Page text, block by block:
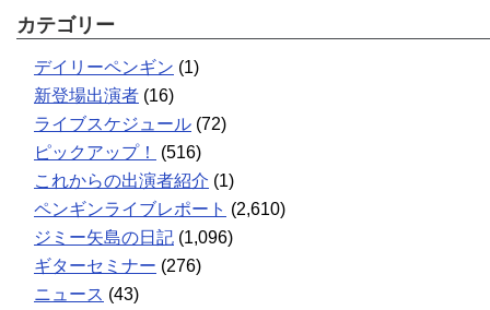
カテゴリー
デイリーペンギン (1)
新登場出演者 (16)
ライブスケジュール (72)
ピックアップ！
(516)
これからの出演者紹介 (1)
ペンギンライブレポート (2,610)
ジミー矢島の日記 (1,096)
ギターセミナー (276)
ニュース (43)